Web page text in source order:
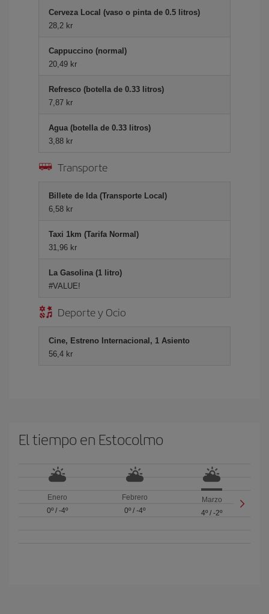
Cerveza Local (vaso o pinta de 0.5 litros)
28,2 kr
Cappuccino (normal)
20,49 kr
Refresco (botella de 0.33 litros)
7,87 kr
Agua (botella de 0.33 litros)
3,88 kr
Transporte
Billete de Ida (Transporte Local)
6,58 kr
Taxi 1km (Tarifa Normal)
31,96 kr
La Gasolina (1 litro)
#VALUE!
Deporte y Ocio
Cine, Estreno Internacional, 1 Asiento
56,4 kr
El tiempo en Estocolmo
Enero
0º/ -4º
Febrero
0º/ -4º
Marzo
4º /-2º